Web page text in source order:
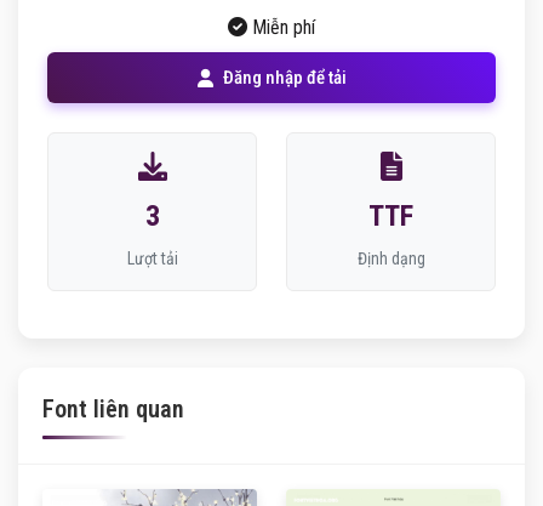
Miễn phí
Đăng nhập để tải
3
Lượt tải
TTF
Định dạng
Font liên quan